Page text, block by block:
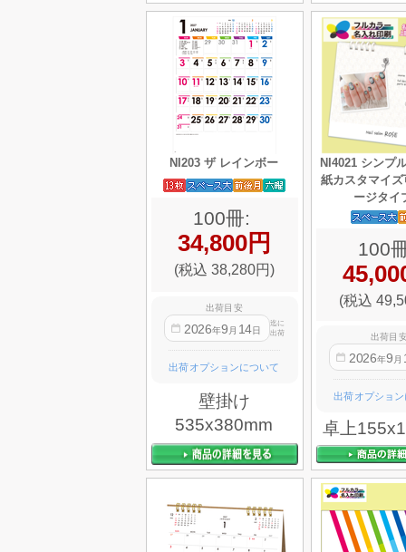
NI203 ザ レインボー
100冊:
34,800円
(税込 38,280円)
出荷目安
2026年9 月 14日
迄に
出荷
出荷オプションについて
壁掛け
535x380mm
NI4021 シンプ
紙カスタマイ
ージタイ
100
(税込
出荷目
2026年9 月
出荷オプショ
卓上